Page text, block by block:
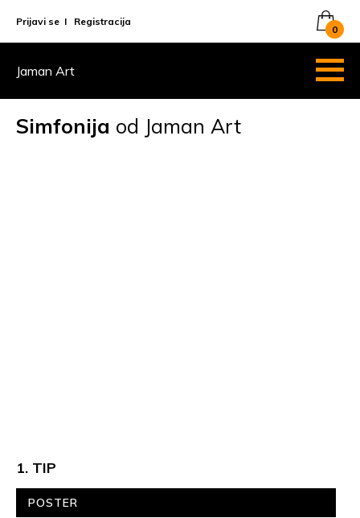
Prijavi se I Registracija
0
Jaman Art
Simfonija od Jaman Art
1. TIP
POSTER